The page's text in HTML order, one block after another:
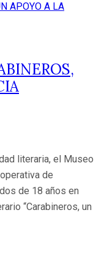
literaria, el Museo
de
de 18 años en
“Carabineros, un